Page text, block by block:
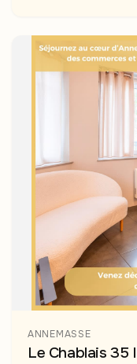
ANNEMASSE
Le Chablais 35